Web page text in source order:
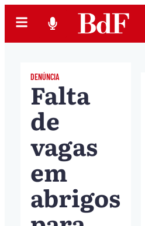
DENÚNCIA
Falta
de
vagas
em
abrigos